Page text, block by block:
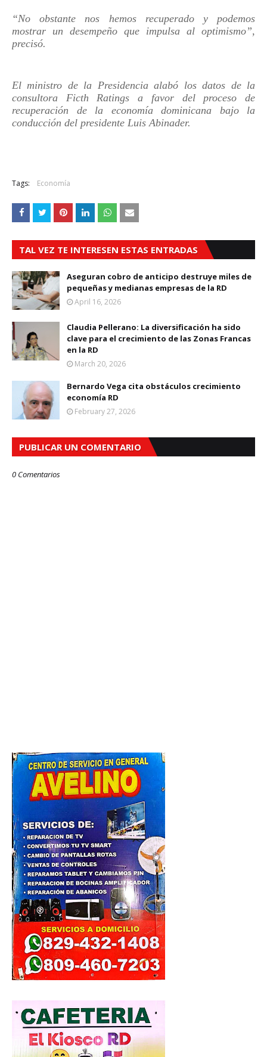
“No obstante nos hemos recuperado y podemos
mostrar un desempeño que impulsa al optimismo”,
precisó.
El ministro de la Presidencia alabó los datos de la
consultora Ficth Ratings a favor del proceso de
recuperación de la economía dominicana bajo la
conducción del presidente Luis Abinader.
Tags: Economía
TAL VEZ TE INTERESEN ESTAS ENTRADAS
Aseguran cobro de anticipo destruye miles de
pequeñas y medianas empresas de la RD
April 16, 2026
Claudia Pellerano: La diversificación ha sido
clave para el crecimiento de las Zonas Francas
en la RD
March 20, 2026
Bernardo Vega cita obstáculos crecimiento
economía RD
February 27, 2026
PUBLICAR UN COMENTARIO
0 Comentarios